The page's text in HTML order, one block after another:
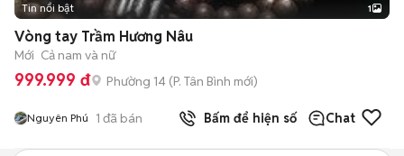
Tin nổi bật 1
Vòng tay Trầm Hương Nâu
Mới Cả nam và nữ
999.999 đ Phường 14 (P. Tân Bình mới)
Nguyên Phú 1 đã bán Bấm để hiện số Chat